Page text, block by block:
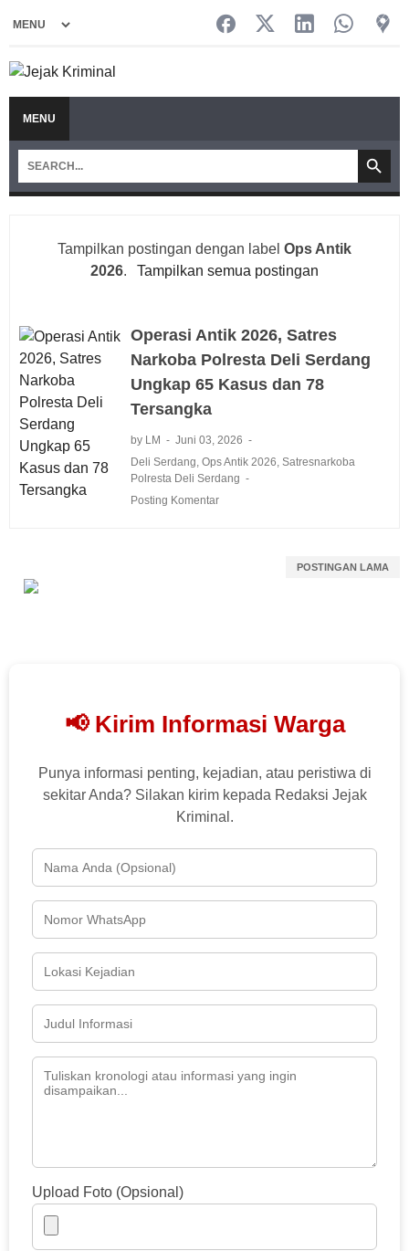
MENU
Tampilkan postingan dengan label Ops Antik
2026. Tampilkan semua postingan
Operasi Antik 2026, Satres
Narkoba Polresta Deli Serdang
Ungkap 65 Kasus dan 78
Tersangka
by LM
Juni 03, 2026
Deli Serdang Ops Antik 2026 Satresnarkoba
Polresta Deli Serdang
Posting Komentar
POSTINGAN LAMA
📢 Kirim Informasi Warga
Punya informasi penting, kejadian, atau peristiwa di
sekitar Anda? Silakan kirim kepada Redaksi Jejak
Kriminal.
Upload Foto (Opsional)